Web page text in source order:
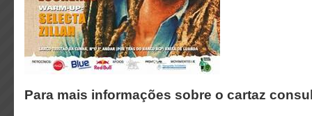
Para mais informações sobre o cartaz